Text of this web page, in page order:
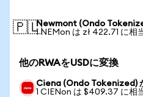
🇵🇱Newmont (Ondo
1 NEMon は zł 422.71 に相
他のRWAをUSDに変換
Ciena (Ondo Tokenized)
1 CIENon は $409.37 に相